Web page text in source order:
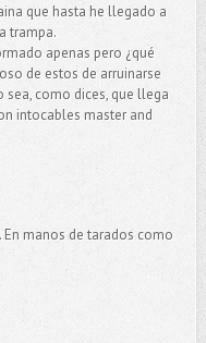
que hasta he llegado a
trampa.
apenas pero ¿qué
de estos de arruinarse
sea, como dices, que llega
intocables master and
En manos de tarados como